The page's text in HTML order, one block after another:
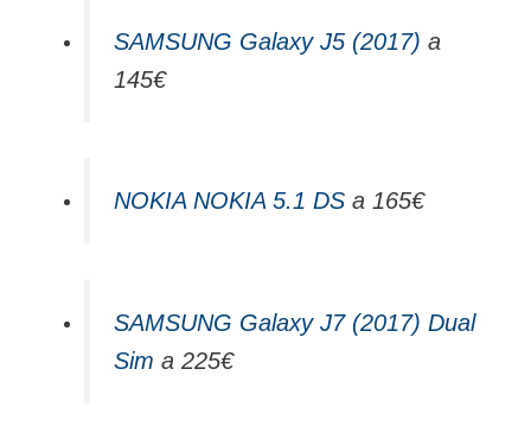
SAMSUNG Galaxy J5 (2017) a
145€
NOKIA NOKIA 5.1 DS a 165€
SAMSUNG Galaxy J7 (2017) Dual
Sim a 225€